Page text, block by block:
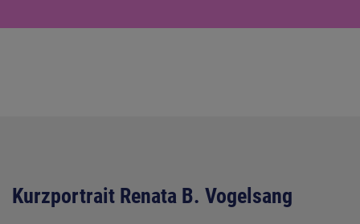
Kurzportrait Renata B. Vogelsang